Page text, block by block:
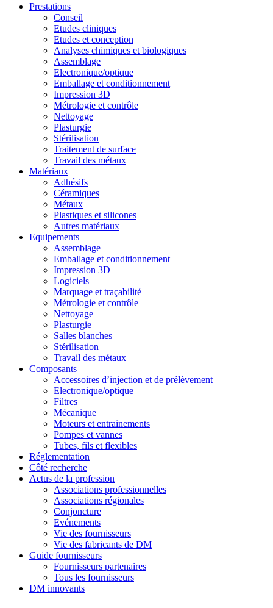
Prestations
Conseil
Etudes cliniques
Etudes et conception
Analyses chimiques et biologiques
Assemblage
Electronique/optique
Emballage et conditionnement
Impression 3D
Métrologie et contrôle
Nettoyage
Plasturgie
Stérilisation
Traitement de surface
Travail des métaux
Matériaux
Adhésifs
Céramiques
Métaux
Plastiques et silicones
Autres matériaux
Equipements
Assemblage
Emballage et conditionnement
Impression 3D
Logiciels
Marquage et traçabilité
Métrologie et contrôle
Nettoyage
Plasturgie
Salles blanches
Stérilisation
Travail des métaux
Composants
Accessoires d’injection et de prélèvement
Electronique/optique
Filtres
Mécanique
Moteurs et entrainements
Pompes et vannes
Tubes, fils et flexibles
Réglementation
Côté recherche
Actus de la profession
Associations professionnelles
Associations régionales
Conjoncture
Evénements
Vie des fournisseurs
Vie des fabricants de DM
Guide fournisseurs
Fournisseurs partenaires
Tous les fournisseurs
DM innovants